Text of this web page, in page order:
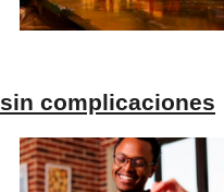
sin complicaciones